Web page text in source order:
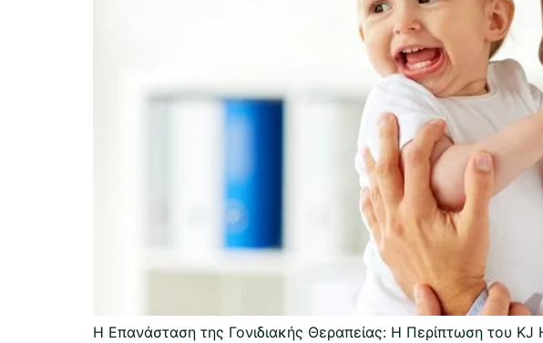
Η Επανάσταση της Γονιδιακής Θεραπείας: Η Περίπτωση του KJ